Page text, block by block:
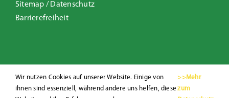
Sitemap / Datenschutz
Barrierefreiheit
Wir nutzen Cookies auf unserer Website. Einige von
ihnen sind essenziell, während andere uns helfen, diese
>>Mehr
zum